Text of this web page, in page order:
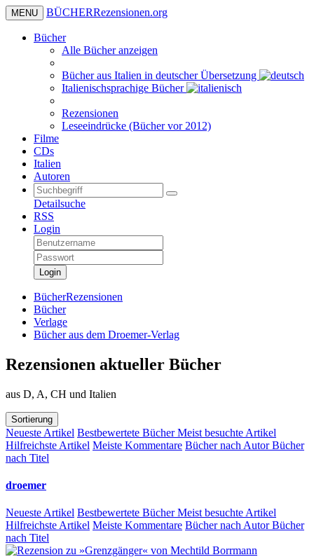
MENU BÜCHERRezensionen.org
Bücher
Alle Bücher anzeigen
Bücher aus Italien in deutscher Übersetzung
Italienischsprachige Bücher
Rezensionen
Leseeindrücke (Bücher vor 2012)
Filme
CDs
Italien
Autoren
Detailsuche
RSS
Login
Login
BücherRezensionen
Bücher
Verlage
Bücher aus dem Droemer-Verlag
Rezensionen aktueller Bücher
aus D, A, CH und Italien
Sortierung
Neueste Artikel Bestbewertete BücherMeist besuchte Artikel
Hilfreichste Artikel Meiste Kommentare Bücher nach AutorBücher
nach Titel
droemer
Neueste Artikel Bestbewertete BücherMeist besuchte Artikel
Hilfreichste Artikel Meiste Kommentare Bücher nach AutorBücher
nach Titel